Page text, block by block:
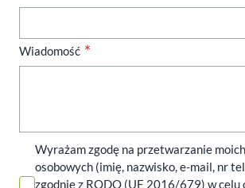
Wiadomość
Wyrażam zgodę na przetwarzanie
osobowych (imię, nazwisko, e-mail, nr
zgodnie z RODO (UE 2016/679) w celu